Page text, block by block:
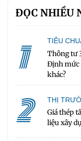
ĐỌC NHIỀU
1 TIÊU
Thông tư
Định mức
khác?
2 THỊ
Giá thép
liệu xây